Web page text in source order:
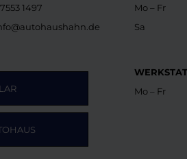
1497
Mo – Fr
Sa
Mo – Fr